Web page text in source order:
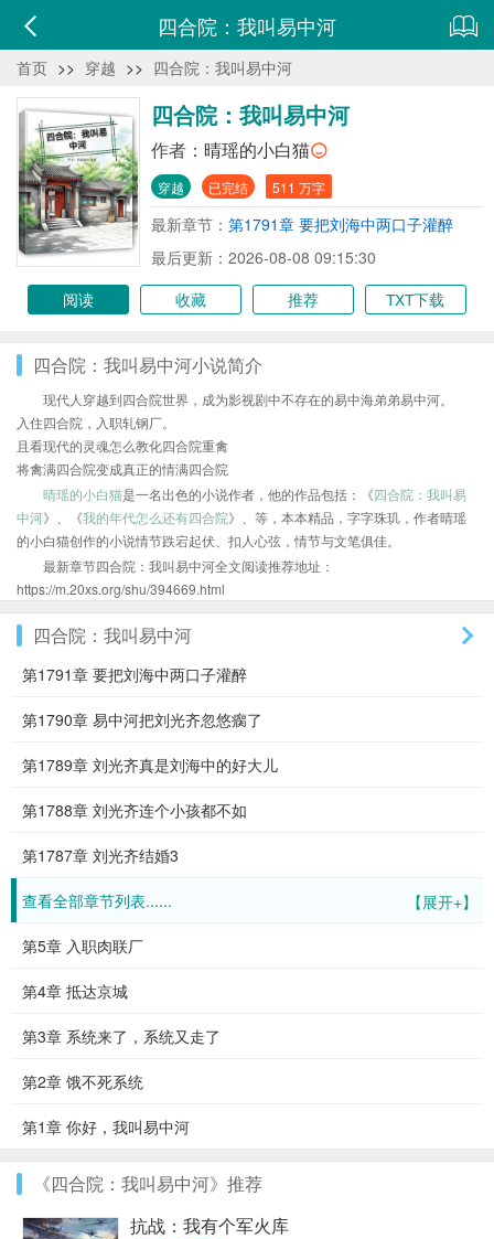
四合院：我叫易中河
首页 >> 穿越 >> 四合院：我叫易中河
四合院：我叫易中河
作者： 晴瑶的小白猫
穿越 已完结 511 万字
最新章节： 第1791章 要把刘海中两口子灌醉
最后更新：2026-08-08 09:15:30
阅读
收藏 推荐 TXT下载
四合院：我叫易中河小说简介
现代人穿越到四合院世界，成为影视剧中不存在的易中海弟弟易中河。
入住四合院，入职轧钢厂。
且看现代的灵魂怎么教化四合院重禽
将禽满四合院变成真正的情满四合院
晴瑶的小白猫是一名出色的小说作者，他的作品包括：《四合院：我叫易
中河》、《我的年代怎么还有四合院》、等，本本精品，字字珠玑，作者晴瑶
的小白猫创作的小说情节跌宕起伏、扣人心弦，情节与文笔俱佳。
最新章节四合院：我叫易中河全文阅读推荐地址：
https://m.20xs.org/shu/394669.html
四合院：我叫易中河
第1791章 要把刘海中两口子灌醉
第1790章 易中河把刘光齐忽悠瘸了
第1789章 刘光齐真是刘海中的好大儿
第1788章 刘光齐连个小孩都不如
第1787章 刘光齐结婚3
【展开+】
查看全部章节列表......
第5章 入职肉联厂
第4章 抵达京城
第3章 系统来了，系统又走了
第2章 饿不死系统
第1章 你好，我叫易中河
《四合院：我叫易中河》推荐
抗战：我有个军火库